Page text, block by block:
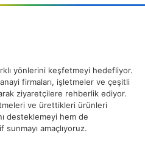
yönlerini keşfetmeyi hedefliyor.
firmaları, işletmeler ve çeşitli
ziyaretçilere rehberlik ediyor.
ve ürettikleri ürünleri
desteklemeyi hem de
sunmayı amaçlıyoruz.